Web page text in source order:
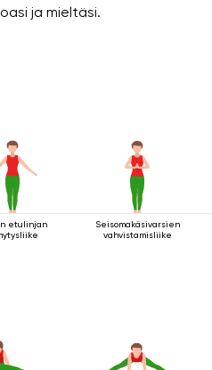
ja mieltäsi.
etulinjan
Seisomakäsivarsien
vahvistamisliike